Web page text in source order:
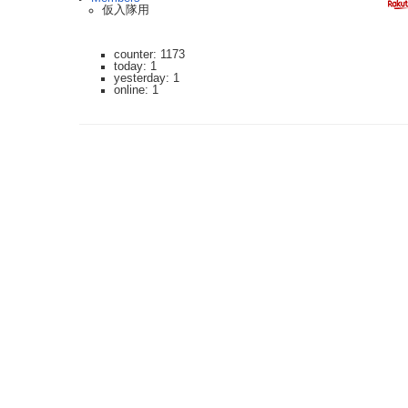
仮入隊用
counter: 1173
today: 1
yesterday: 1
online: 1